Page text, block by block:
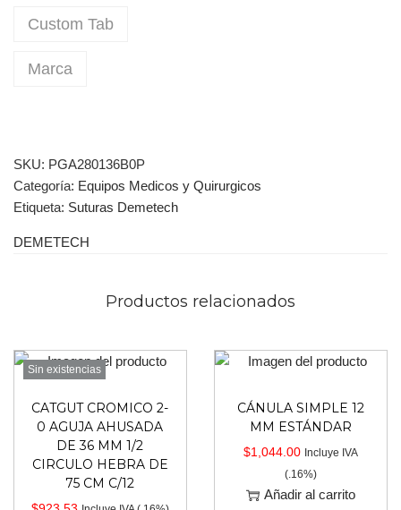
Custom Tab
Marca
SKU: PGA280136B0P
Categoría: Equipos Medicos y Quirurgicos
Etiqueta: Suturas Demetech
DEMETECH
Productos relacionados
Sin existencias
CATGUT CROMICO 2-
0 AGUJA AHUSADA
DE 36 MM 1/2
CIRCULO HEBRA DE
75 CM C/12
CÁNULA SIMPLE 12
MM ESTÁNDAR
$1,044.00 Incluye IVA
(.16%)
Añadir al carrito